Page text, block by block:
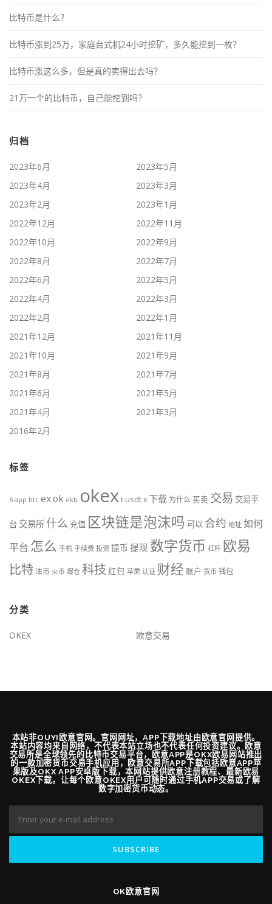
比特币是什么？
比特币涨到25万，家庭台式机24小时挖矿，多久能挖到一枚？
比特币涨这么多，但是真的卖得出去吗？
21万一个的比特币，自己能挖到吗？
归档
2023年6月
2023年5月
2023年4月
2023年3月
2023年2月
2023年1月
2022年12月
2022年11月
2022年10月
2022年9月
2022年8月
2022年7月
2022年6月
2022年5月
2022年4月
2022年3月
2022年2月
2022年1月
2021年12月
2021年11月
2021年10月
2021年9月
2021年8月
2021年7月
2021年6月
2021年5月
2021年4月
2021年3月
2016年2月
标签
6 app btc exok okb okext usdtx下载 为什么 买卖 交易 交易平
台 交易所 什么 充值 区块链是泡沫吗 可以 合约 地址 如何
平台 怎么 手机 手续费 投资 提币 提现 数字货币 杠杆 欧易
比特法币 火币 爆仓 科技 红包 苹果 认证 财经 账户 货币 钱包
分类
OKEX 欧意交易
本站非OUYI欧意官网。官网网址，APP下载地址由欧意官网提供。
本站内容均来自网络，不代表本站立场也不代表任何投资建议。欧意
交易所是全球领先的比特币交易平台，欧意APP是OKX欧易网站推出
的一款加密货币交易手机应用，欧意交易所APP下载包括欧意APP苹
果版及OKX APP安卓版下载，本网站提供欧意注册教程、最新欧易
OKEX下载。让每个欧意OKEX用户可随时通过手机APP交易或了解
数字加密货币动态。
OK欧意官网